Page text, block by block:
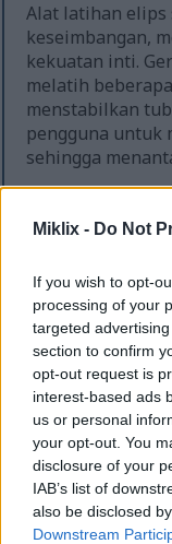
Miklix - Do Not
If you wish to opt-
processing of your
targeted
section to confirm
opt-out request is
interest-based ads
us or personal
your opt-out. You
disclosure of your
IAB’s list of
also be disclosed
Downstream
Alat latihan elips
keseimbangan,
kekuatan inti.
melatih
menstabilkan
pengguna untuk
sehingga
pegangan akan
perut selama
keseimbangan
meningkatkan
dan olahraga,
Penelitian
keseimbangan,
seperti
otot dan
stabilitas dan
untuk mobilitas
Penggunaan